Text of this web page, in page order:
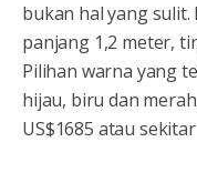
bukan hal yang
panjang 1,2 meter,
Pilihan warna yang
hijau, biru dan
US$1685 atau